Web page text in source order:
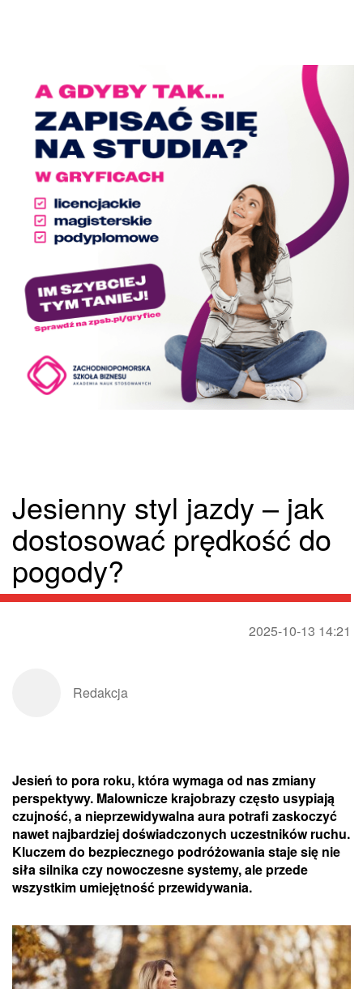
Jesienny styl jazdy – jak
dostosować prędkość do
pogody?
2025-10-13 14:21
Redakcja
Jesień to pora roku, która wymaga od nas zmiany
perspektywy. Malownicze krajobrazy często usypiają
czujność, a nieprzewidywalna aura potrafi zaskoczyć
nawet najbardziej doświadczonych uczestników ruchu.
Kluczem do bezpiecznego podróżowania staje się nie
siła silnika czy nowoczesne systemy, ale przede
wszystkim umiejętność przewidywania.